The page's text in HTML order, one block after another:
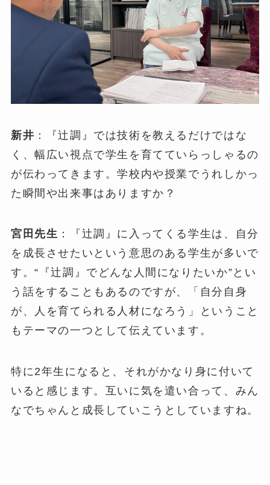
新井 ：『辻調』では技術を教えるだけではな
く、幅広い視点で学生を育てていらっしゃるの
が伝わってきます。学校内や授業でうれしかっ
た瞬間や出来事はありますか？
宮田先生 ：『辻調』に入ってくる学生は、自分
を成長させたいという意思のある学生が多いで
す。“『辻調』でどんな人間になりたいか”とい
う話をすることもあるのですが、「自分自身
が、人を育てられる人材になろう」ということ
もテーマの一つとして伝えています。
特に2年生になると、それがかなり身に付いて
いると感じます。互いに気を遣い合って、みん
なでちゃんと成長していこうとしていますね。